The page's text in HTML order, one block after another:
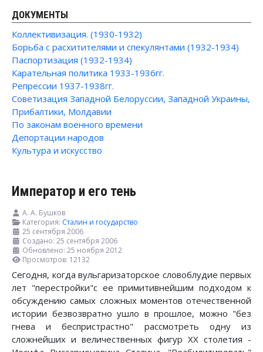
ДОКУМЕНТЫ
Коллективизация. (1930-1932)
Борьба с расхитителями и спекулянтами (1932-1934)
Паспортизация (1932-1934)
Карательная политика 1933-1936гг.
Репрессии 1937-1938гг.
Советизация Западной Белоруссии, Западной Украины,
Прибалтики, Молдавии
По законам военного времени
Депортации народов
Культура и искусство
Император и его тень
А. А. Бушков
Категория: Сталин и государство
25 сентября 2006
Создано: 25 сентября 2006
Обновлено: 25 ноября 2012
Просмотров: 12132
Сегодня, когда вульгаризаторское словоблудие первых
лет "перестройки"с ее примитивнейшим подходом к
обсуждению самых сложных моментов отечественной
истории безвозвратно ушло в прошлое, можно "без
гнева и беспристрастно" рассмотреть одну из
сложнейших и величественных фигур XX столетия -